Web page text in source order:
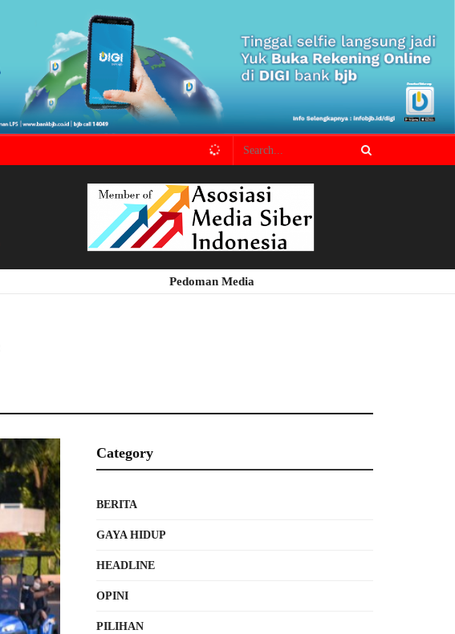
Pedoman Media
Category
BERITA
GAYA HIDUP
HEADLINE
OPINI
PILIHAN